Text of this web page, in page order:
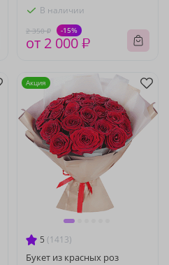
В наличии
2 350 ₽ -15%
от 2 000 ₽
5 (1413)
Букет из красных роз
Акция